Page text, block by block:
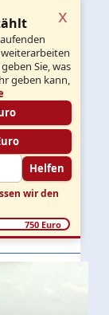
Sie, was
geben kann,
Helfen
x
wir den
750 Euro